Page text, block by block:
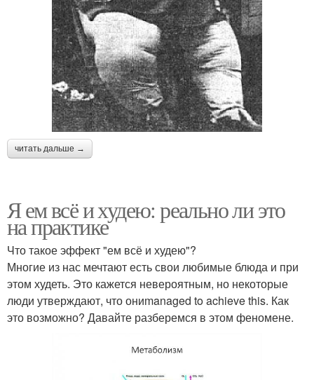
читать дальше →
Я ем всё и худею: реально ли это
на практике
Что такое эффект "ем всё и худею"?
Многие из нас мечтают есть свои любимые блюда и при
этом худеть. Это кажется невероятным, но некоторые
люди утверждают, что ониmanaged to achieve this. Как
это возможно? Давайте разберемся в этом феномене.